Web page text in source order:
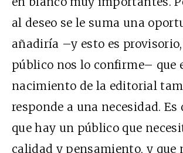
al deseo se le suma una
añadiría –y esto es
público nos lo confirme– que
nacimiento de la editorial
responde a una necesidad. Es
que hay un público que
calidad y pensamiento, y que